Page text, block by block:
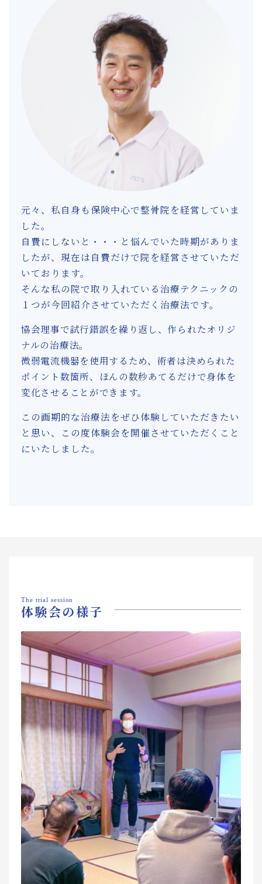
元々、私自身も保険中心で整骨院を経営していま
した。
自費にしないと・・・と悩んでいた時期がありま
したが、現在は自費だけで院を経営させていただ
いております。
そんな私の院で取り入れている治療テクニックの
１つが今回紹介させていただく治療法です。
協会理事で試行錯誤を繰り返し、作られたオリジ
ナルの治療法。
微弱電流機器を使用するため、術者は決められた
ポイント数箇所、ほんの数秒あてるだけで身体を
変化させることができます。
この画期的な治療法をぜひ体験していただきたい
と思い、この度体験会を開催させていただくこと
にいたしました。
The trial session
体験会の様子